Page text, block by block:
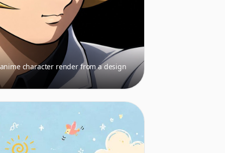
character render from a design